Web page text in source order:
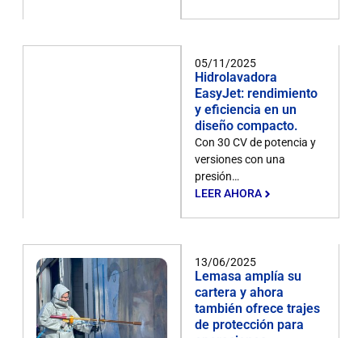
05/11/2025
Hidrolavadora
EasyJet: rendimiento
y eficiencia en un
diseño compacto.
Con 30 CV de potencia y
versiones con una
presión…
LEER AHORA
13/06/2025
Lemasa amplía su
cartera y ahora
también ofrece trajes
de protección para